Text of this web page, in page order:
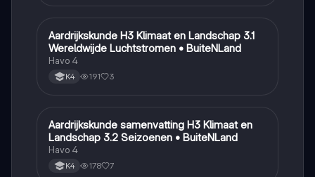
Aardrijkskunde
Aardrijkskunde H3 Klimaat en Landschap 3.1
Wereldwijde Luchtstromen • BuiteNLand
Havo 4
K4 191 3
Aardrijkskunde
Aardrijkskunde samenvatting H3 Klimaat en
Landschap 3.2 Seizoenen • BuiteNLand
Havo 4
K4 178 7